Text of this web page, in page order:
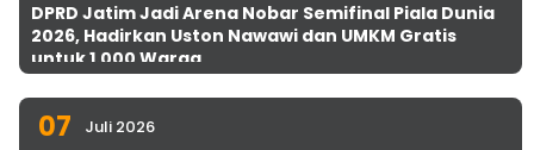
DPRD Jatim Jadi Arena Nobar Semifinal Piala Dunia
2026, Hadirkan Uston Nawawi dan UMKM Gratis
untuk 1.000 Warga
07 Juli 2026